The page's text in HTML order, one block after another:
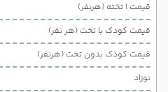
قیمت 1 تخته (هرنفر)
قیمت کودک با تخت (هر نفر)
قیمت کودک بدون تخت (هرنفر)
نوزاد